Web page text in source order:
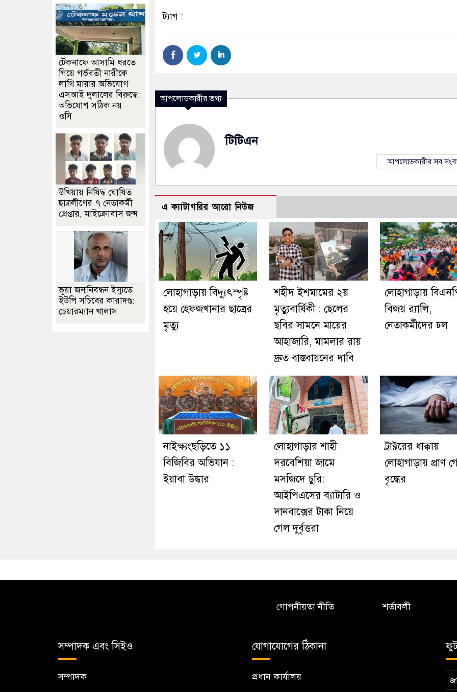
ট্যাগ :
আপলোডকারীর তথ্য
টিটিএন
আপলোডকারীর সব
এ ক্যাটাগরির আরো নিউজ
লোহাগাড়ায় বিদ্যুৎস্পৃষ্ট
হয়ে হেফজখানার ছাত্রের
মৃত্যু
শহীদ ইশমামের ২য়
মৃত্যুবার্ষিকী : ছেলের
ছবির সামনে মায়ের
আহাজারি, মামলার রায়
দ্রুত বাস্তবায়নের দাবি
লোহাগাড়ায়
বিজয় র‍্যালি,
নেতাকর্মীদের ঢল
নাইক্ষ্যংছড়িতে ১১
বিজিবির অভিযান :
ইয়াবা উদ্ধার
লোহাগাড়ার শাহী
দরবেশিয়া জামে
মসজিদে চুরি:
আইপিএসের ব্যাটারি ও
দানবাক্সের টাকা নিয়ে
গেল দুর্বৃত্তরা
ট্রাক্টরের ধাক্কায়
লোহাগাড়ায় প্রাণ
বৃদ্ধের
টেকনাফে আসামি ধরতে
গিয়ে গর্ভবতী নারীকে
লাথি মারার অভিযোগ
এসআই দুলালের বিরুদ্ধে:
অভিযোগ সঠিক নয় –
ওসি
উখিয়ায় নিষিদ্ধ ঘোষিত
ছাত্রলীগের ৭ নেতাকর্মী
গ্রেপ্তার, মাইক্রোবাস জব্দ
ভূয়া জন্মনিবন্ধন ইস্যুতে
ইউপি সচিবের কারাদণ্ড:
চেয়ারম্যান খালাস
গোপনীয়তা নীতি শর্তাবলী
সম্পাদক এবং সিইও
সম্পাদক
যোগাযোগের ঠিকানা
প্রধান কার্যালয়